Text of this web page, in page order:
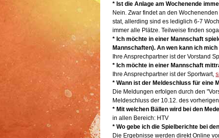
* Ist die Anlage am Wochenende
Nein. Zwar findet an den
stat, allerding sind es lediglich 6-7
immer alle Plätze. Teilweise finden
* Ich möchte in einer Mannschaft
Mannschaften). An wen kann ich mich
Ihre Ansprechpartner ist der Vorstand
* Ich möchte in einer Mannschaft
Ihre Ansprechpartner ist der Sportwart,
* Wann ist der Meldeschluss für eine
Die Meldungen erfolgen durch den
Meldeschluss der 10.12. des
* Mit welchen Bällen wird bei den
in allen Bereich: HTV
* Wo gebe ich die Spielberichte bei
Die Ergebnisse werden direkt Online